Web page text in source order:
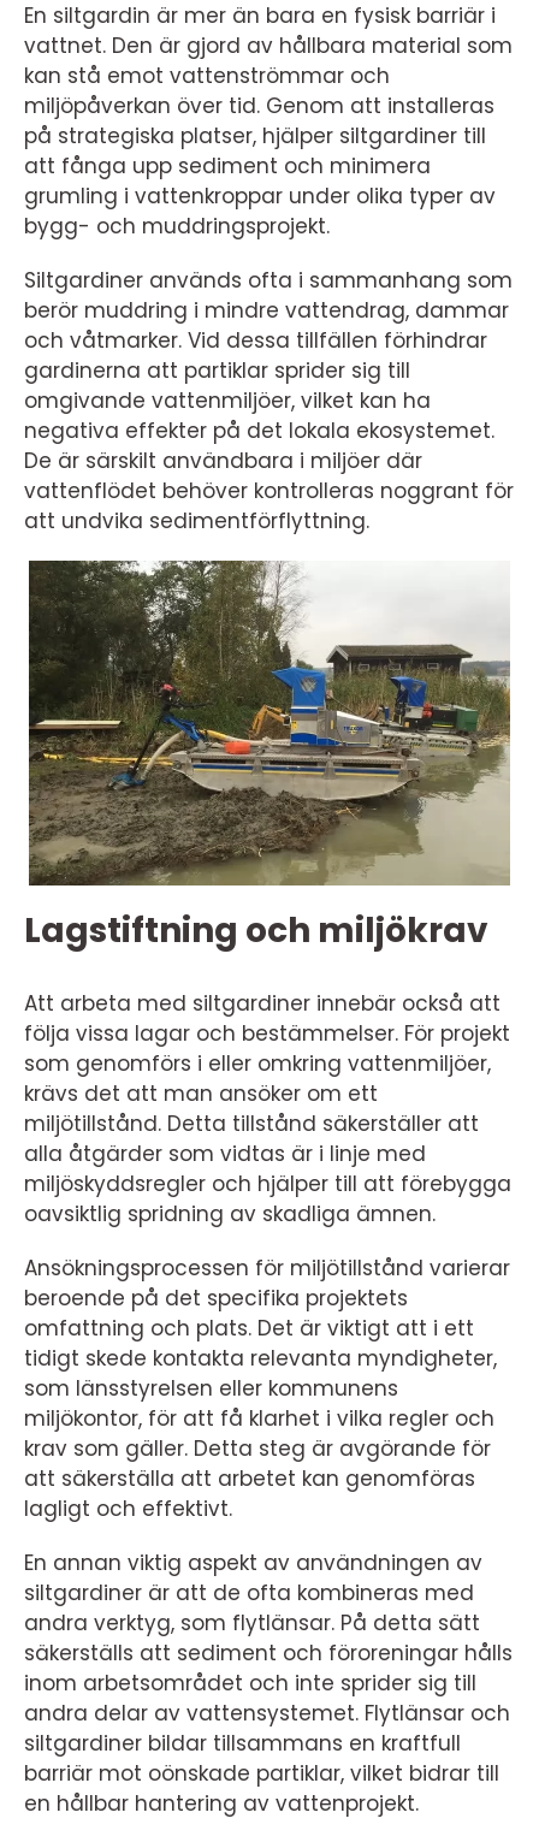
En siltgardin är mer än bara en fysisk barriär i
vattnet. Den är gjord av hållbara material som
kan stå emot vattenströmmar och
miljöpåverkan över tid. Genom att installeras
på strategiska platser, hjälper siltgardiner till
att fånga upp sediment och minimera
grumling i vattenkroppar under olika typer av
bygg- och muddringsprojekt.
Siltgardiner används ofta i sammanhang som
berör muddring i mindre vattendrag, dammar
och våtmarker. Vid dessa tillfällen förhindrar
gardinerna att partiklar sprider sig till
omgivande vattenmiljöer, vilket kan ha
negativa effekter på det lokala ekosystemet.
De är särskilt användbara i miljöer där
vattenflödet behöver kontrolleras noggrant för
att undvika sedimentförflyttning.
Lagstiftning och miljökrav
Att arbeta med siltgardiner innebär också att
följa vissa lagar och bestämmelser. För projekt
som genomförs i eller omkring vattenmiljöer,
krävs det att man ansöker om ett
miljötillstånd. Detta tillstånd säkerställer att
alla åtgärder som vidtas är i linje med
miljöskyddsregler och hjälper till att förebygga
oavsiktlig spridning av skadliga ämnen.
Ansökningsprocessen för miljötillstånd varierar
beroende på det specifika projektets
omfattning och plats. Det är viktigt att i ett
tidigt skede kontakta relevanta myndigheter,
som länsstyrelsen eller kommunens
miljökontor, för att få klarhet i vilka regler och
krav som gäller. Detta steg är avgörande för
att säkerställa att arbetet kan genomföras
lagligt och effektivt.
En annan viktig aspekt av användningen av
siltgardiner är att de ofta kombineras med
andra verktyg, som flytlänsar. På detta sätt
säkerställs att sediment och föroreningar hålls
inom arbetsområdet och inte sprider sig till
andra delar av vattensystemet. Flytlänsar och
siltgardiner bildar tillsammans en kraftfull
barriär mot oönskade partiklar, vilket bidrar till
en hållbar hantering av vattenprojekt.